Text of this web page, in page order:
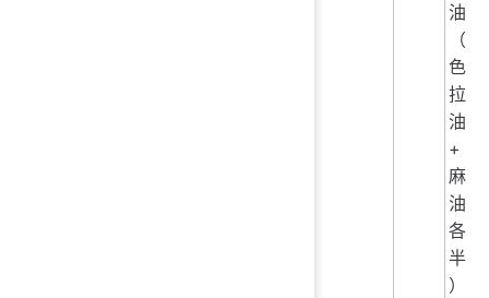
油
（
色
拉
油
+
麻
油
各
半
）